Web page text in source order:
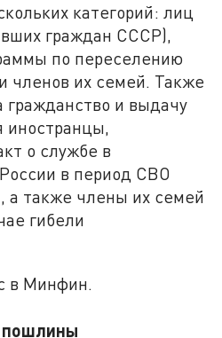
категорий: лиц
граждан СССР),
по переселению
членов их семей. Также
гражданство и выдачу
о службе в
в период СВО
а также члены их семей
гибели
в Минфин.
пошлины